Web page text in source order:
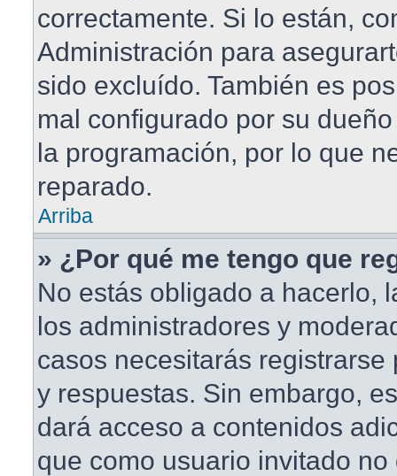
correctamente. Si lo están,
Administración para
sido excluído. También es
mal configurado por su
la programación, por lo que
reparado.
Arriba
» ¿Por qué me tengo que
No estás obligado a hacerlo,
los administradores y
casos necesitarás registrarse
y respuestas. Sin embargo,
dará acceso a contenidos
que como usuario invitado